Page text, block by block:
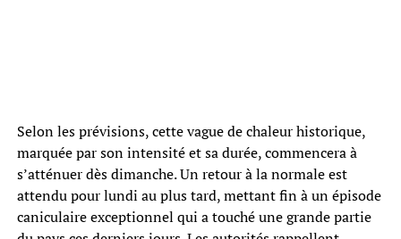
Selon les prévisions, cette vague de chaleur historique,
marquée par son intensité et sa durée, commencera à
s’atténuer dès dimanche. Un retour à la normale est
attendu pour lundi au plus tard, mettant fin à un épisode
caniculaire exceptionnel qui a touché une grande partie